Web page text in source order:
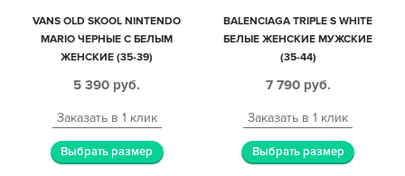
VANS OLD SKOOL NINTENDO
MARIO ЧЕРНЫЕ С БЕЛЫМ
ЖЕНСКИЕ (35-39)
5 390 руб.
Заказать в 1 клик
Выбрать размер
BALENCIAGA TRIPLE S WHITE
БЕЛЫЕ ЖЕНСКИЕ МУЖСКИЕ
(35-44)
7 790 руб.
Заказать в 1 клик
Выбрать размер